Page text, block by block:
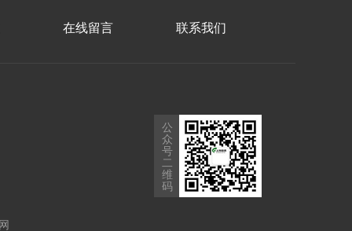
在线留言 联系我们
公
众
号
二
维
码